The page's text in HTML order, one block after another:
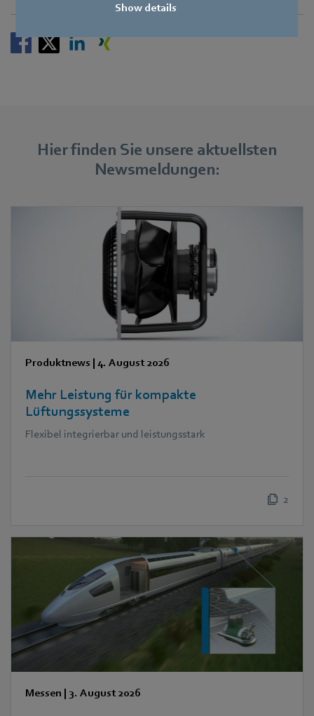
Show details
Hier finden Sie unsere aktuellsten
Newsmeldungen:
Produktnews | 4. August 2026
Mehr Leistung für kompakte
Lüftungssysteme
Flexibel integrierbar und leistungsstark
2
Messen | 3. August 2026